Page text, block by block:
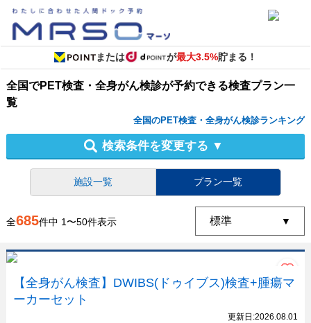
または が最大3.5%貯まる！
全国でPET検査・全身がん検診が予約できる検査プラン一
覧
全国のPET検査・全身がん検診ランキング
検索条件を変更する ▼
施設一覧 プラン一覧
全685件中 1〜50件表示
【全身がん検査】DWIBS(ドゥイブス)検査+腫瘍マ
ーカーセット
更新日:2026.08.01